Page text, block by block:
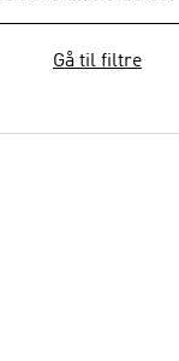
Gå til filtre